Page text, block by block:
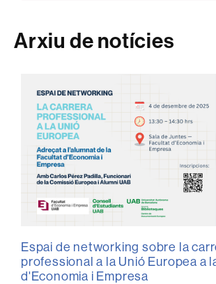
Arxiu de notícies
Espai de networking sobre la
professional a la Unió Europea a
d'Economia i Empresa